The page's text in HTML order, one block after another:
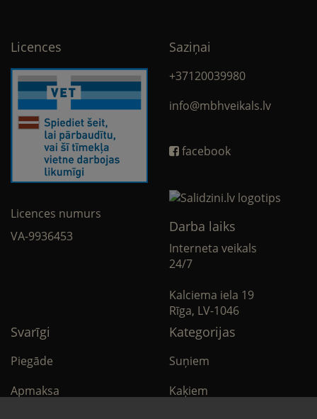
Licences
Licences numurs
VA-9936453
Saziņai
+37120039980
info@mbhveikals.lv
facebook
Darba laiks
Interneta veikals
24/7
Kalciema iela 19
Rīga, LV-1046
Svarīgi
Piegāde
Apmaksa
Kategorijas
Suņiem
Kaķiem